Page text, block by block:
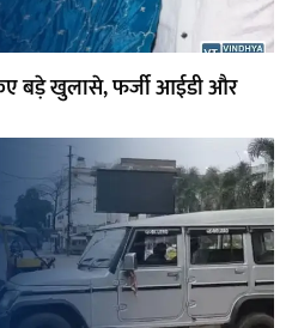
बड़े खुलासे, फर्जी आईडी और